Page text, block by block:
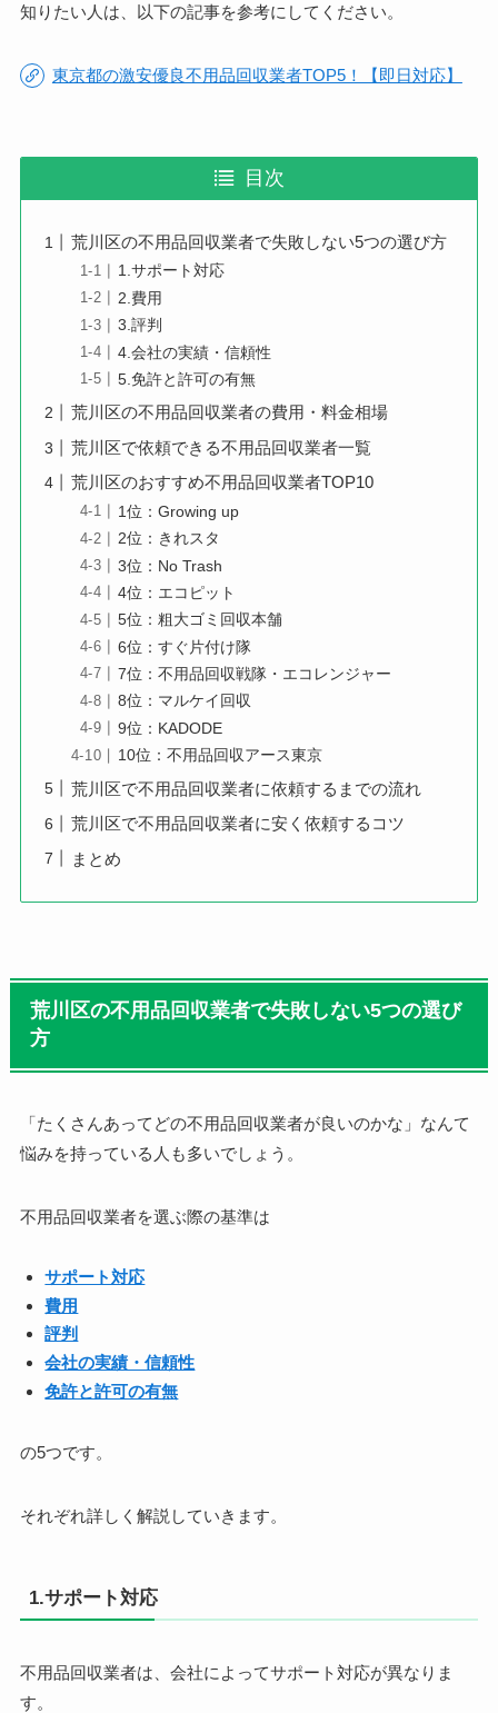
知りたい人は、以下の記事を参考にしてください。
東京都の激安優良不用品回収業者TOP5！【即日対応】
目次
荒川区の不用品回収業者で失敗しない5つの選び方
1.サポート対応
2.費用
3.評判
4.会社の実績・信頼性
5.免許と許可の有無
荒川区の不用品回収業者の費用・料金相場
荒川区で依頼できる不用品回収業者一覧
荒川区のおすすめ不用品回収業者TOP10
1位：Growing up
2位：きれスタ
3位：No Trash
4位：エコピット
5位：粗大ゴミ回収本舗
6位：すぐ片付け隊
7位：不用品回収戦隊・エコレンジャー
8位：マルケイ回収
9位：KADODE
10位：不用品回収アース東京
荒川区で不用品回収業者に依頼するまでの流れ
荒川区で不用品回収業者に安く依頼するコツ
まとめ
荒川区の不用品回収業者で失敗しない5つの選び
方
「たくさんあってどの不用品回収業者が良いのかな」なんて
悩みを持っている人も多いでしょう。
不用品回収業者を選ぶ際の基準は
サポート対応
費用
評判
会社の実績・信頼性
免許と許可の有無
の5つです。
それぞれ詳しく解説していきます。
1.サポート対応
不用品回収業者は、会社によってサポート対応が異なりま
す。